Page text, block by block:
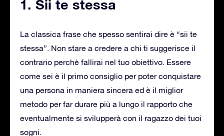
1. Sii te stessa
La classica frase che spesso sentirai dire è “sii te
stessa”. Non stare a credere a chi ti suggerisce il
contrario perchè fallirai nel tuo obiettivo. Essere
come sei è il primo consiglio per poter conquistare
una persona in maniera sincera ed è il miglior
metodo per far durare più a lungo il rapporto che
eventualmente si svilupperà con il ragazzo dei tuoi
sogni.